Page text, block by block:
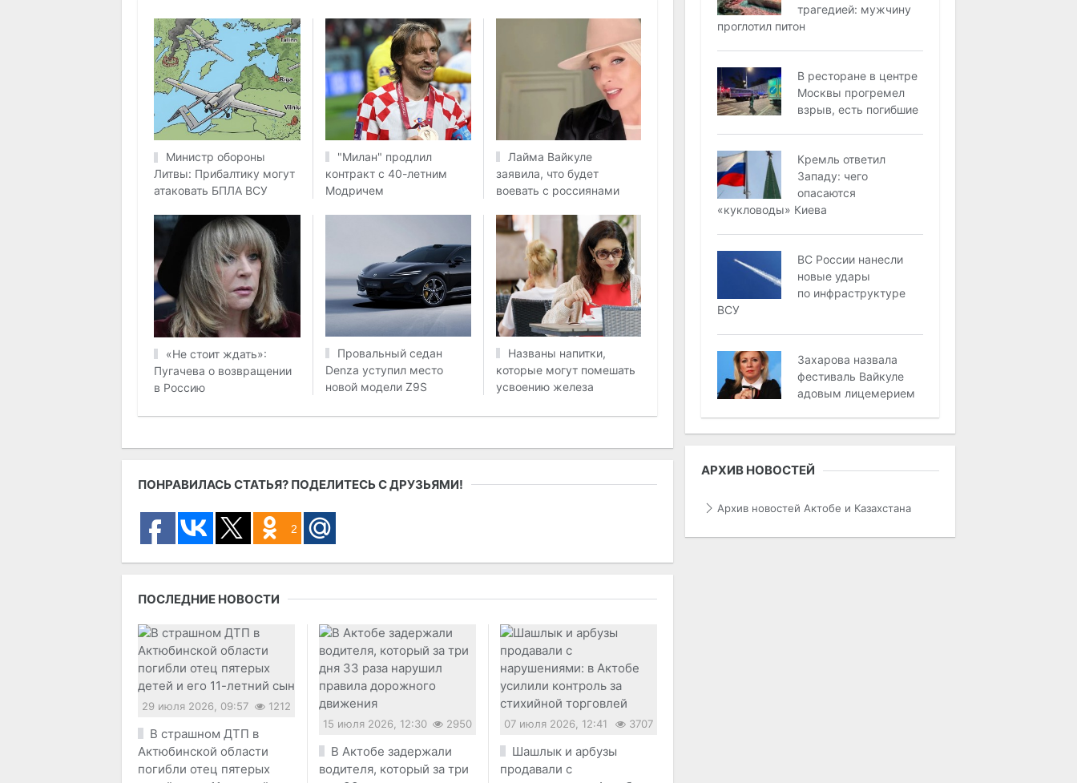
Министр обороны
Литвы: Прибалтику могут
атаковать БПЛА ВСУ
"Милан" продлил
контракт с 40-летним
Модричем
Лайма Вайкуле
заявила, что будет
воевать с россиянами
«Не стоит ждать»:
Пугачева о возвращении
в Россию
Провальный седан
Denza уступил место
новой модели Z9S
Названы напитки,
которые могут помешать
усвоению железа
ПОНРАВИЛАСЬ СТАТЬЯ? ПОДЕЛИТЕСЬ С ДРУЗЬЯМИ!
2
ПОСЛЕДНИЕ НОВОСТИ
29 июля 2026, 09:57 1212
В страшном ДТП в
Актюбинской области
погибли отец пятерых
15 июля 2026, 12:30 2950
В Актобе задержали
водителя, который за три
07 июля 2026, 12:41 3707
Шашлык и арбузы
продавали с
трагедией: мужчину
проглотил питон
В ресторане в центре
Москвы прогремел
взрыв, есть погибшие
Кремль ответил
Западу: чего
опасаются
«кукловоды» Киева
ВС России нанесли
новые удары
по инфраструктуре
ВСУ
Захарова назвала
фестиваль Вайкуле
адовым лицемерием
АРХИВ НОВОСТЕЙ
Архив новостей Актобе и Казахстана